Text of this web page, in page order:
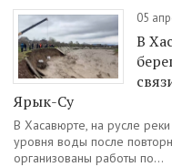
05
В
Ярык-Су
В Хасавюрте, на русле
уровня воды после
организованы работы по...